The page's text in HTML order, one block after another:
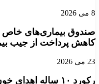
8 می 2026
صندوق بیماری‌های خاص
کاهش پرداخت از جیب
23 می 2026
رکورد ۱۰ ساله